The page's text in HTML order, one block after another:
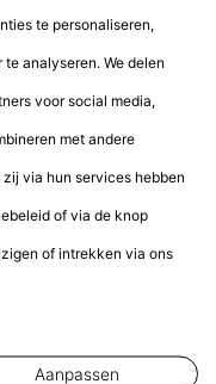
te personaliseren,
analyseren. We delen
voor social media,
met andere
via hun services hebben
of via de knop
of intrekken via ons
Aanpassen